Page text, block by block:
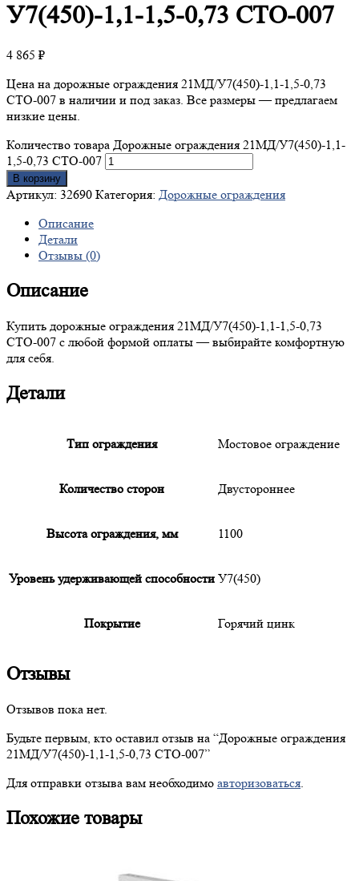
У7(450)-1,1-1,5-0,73 СТО-007
4 865 ₽
Цена на дорожные ограждения 21МД/У7(450)-1,1-1,5-0,73
СТО-007 в наличии и под заказ. Все размеры — предлагаем
низкие цены.
Количество товара Дорожные ограждения 21МД/У7(450)-1,1-
1,5-0,73 СТО-007
В корзину
Артикул: 32690 Категория: Дорожные ограждения
Описание
Детали
Отзывы (0)
Описание
Купить дорожные ограждения 21МД/У7(450)-1,1-1,5-0,73
СТО-007 с любой формой оплаты — выбирайте комфортную
для себя.
Детали
Тип ограждения Мостовое ограждение
Количество сторон Двустороннее
Высота ограждения, мм 1100
Уровень удерживающей способности У7(450)
Покрытие Горячий цинк
Отзывы
Отзывов пока нет.
Будьте первым, кто оставил отзыв на “Дорожные ограждения
21МД/У7(450)-1,1-1,5-0,73 СТО-007”
Для отправки отзыва вам необходимо авторизоваться
Похожие товары